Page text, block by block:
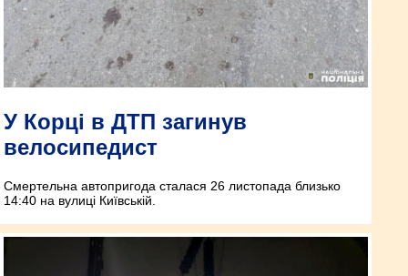
У Корці в ДТП загинув
велосипедист
Смертельна автопригода сталася 26 листопада близько
14:40 на вулиці Київській.